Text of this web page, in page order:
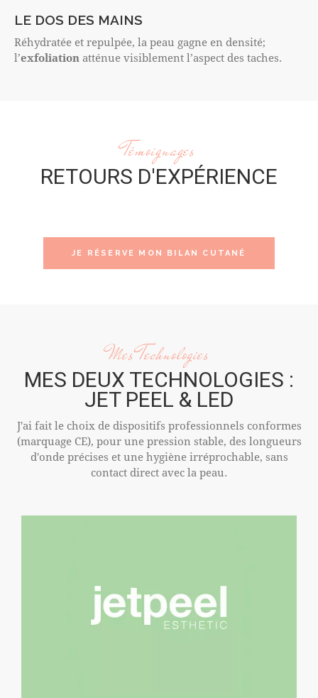
LE DOS DES MAINS
Réhydratée et repulpée, la peau gagne en densité;
l’exfoliation atténue visiblement l’aspect des taches.
Témoignages
RETOURS D'EXPÉRIENCE
JE RÉSERVE MON BILAN CUTANÉ
Mes Technologies
MES DEUX TECHNOLOGIES :
JET PEEL & LED
J'ai fait le choix de dispositifs professionnels conformes
(marquage CE), pour une pression stable, des longueurs
d'onde précises et une hygiène irréprochable, sans
contact direct avec la peau.